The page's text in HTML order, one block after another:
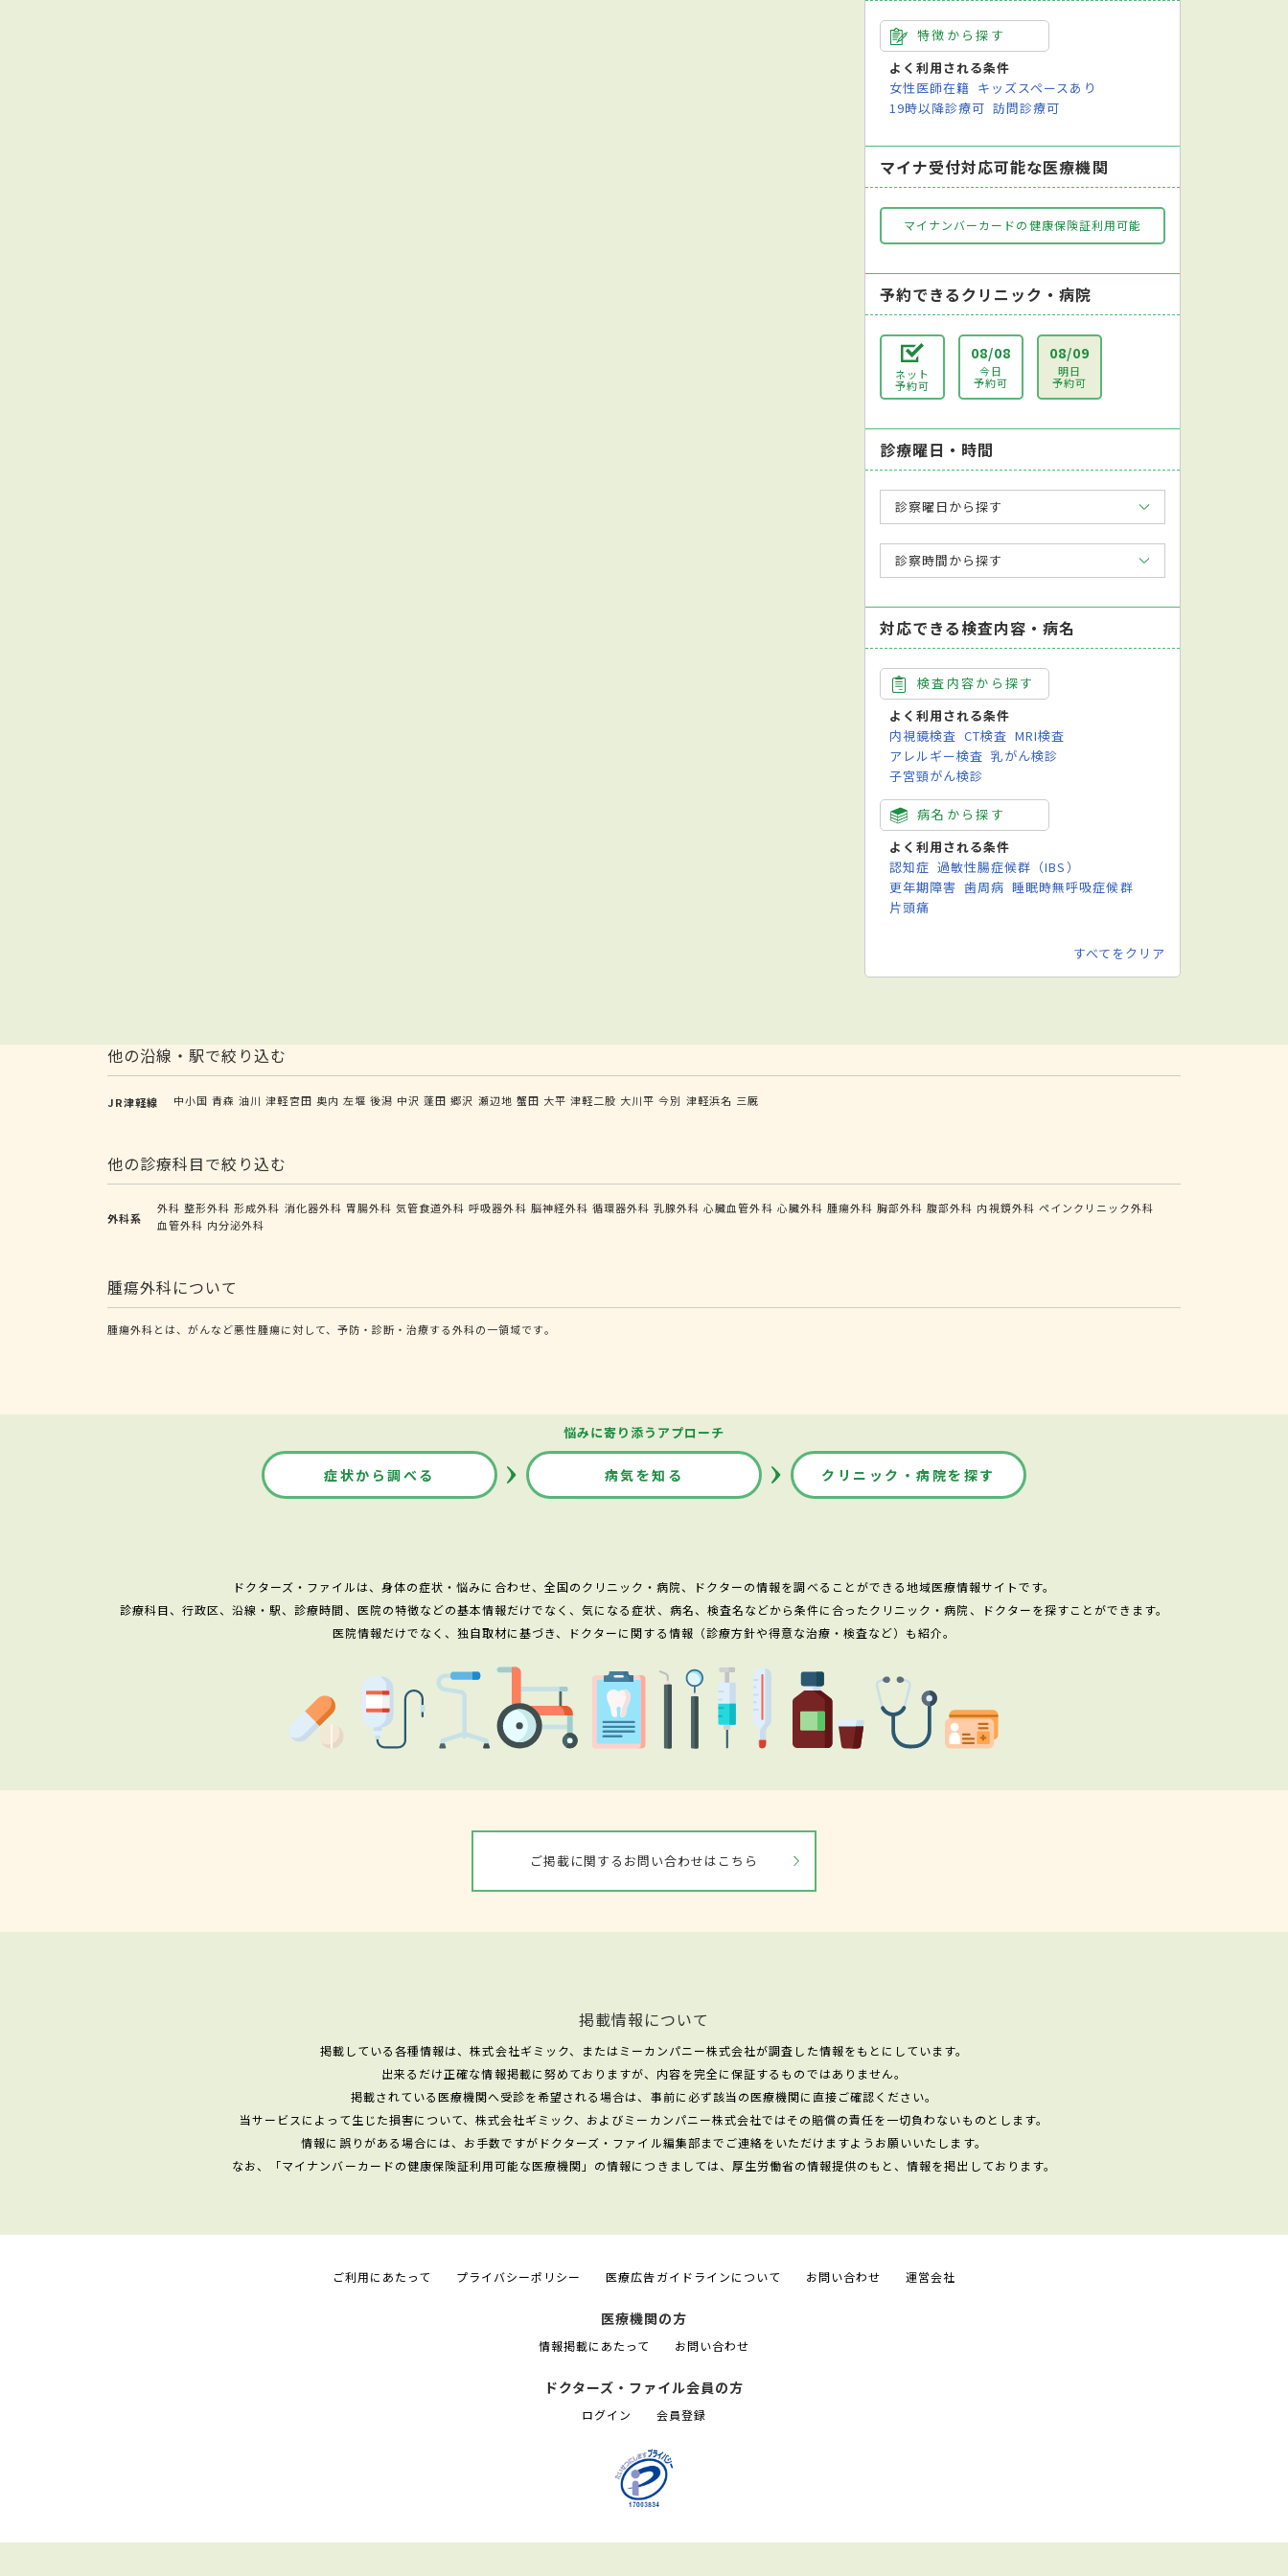
特徴から探す
よく利用される条件
女性医師在籍 キッズスペースあり
19時以降診療可 訪問診療可
マイナ受付対応可能な医療機関
マイナンバーカードの健康保険証利用可能
予約できるクリニック・病院
ネット
予約可
08/08
今日
予約可
08/09
明日
予約可
診療曜日・時間
診察曜日から探す
診察時間から探す
対応できる検査内容・病名
検査内容から探す
よく利用される条件
内視鏡検査 CT検査 MRI検査
アレルギー検査 乳がん検診
子宮頸がん検診
病名から探す
よく利用される条件
認知症 過敏性腸症候群（IBS）
更年期障害 歯周病 睡眠時無呼吸症候群
片頭痛
すべてをクリア
他の沿線・駅で絞り込む
JR津軽線 中小国 青森 油川 津軽宮田 奥内 左堰 後潟 中沢 蓬田 郷沢 瀬辺地 蟹田 大平 津軽二股 大川平 今別 津軽浜名 三厩
他の診療科目で絞り込む
外科系
外科 整形外科 形成外科 消化器外科 胃腸外科 気管食道外科 呼吸器外科 脳神経外科 循環器外科 乳腺外科 心臓血管外科 心臓外科 腫瘍外科 胸部外科 腹部外科 内視鏡外科 ペインクリニック外科
血管外科 内分泌外科
腫瘍外科について
腫瘍外科とは、がんなど悪性腫瘍に対して、予防・診断・治療する外科の一領域です。
悩みに寄り添うアプローチ
症状から調べる 病気を知る クリニック・病院を探す
ドクターズ・ファイルは、身体の症状・悩みに合わせ、全国のクリニック・病院、ドクターの情報を調べることができる地域医療情報サイトです。
診療科目、行政区、沿線・駅、診療時間、医院の特徴などの基本情報だけでなく、気になる症状、病名、検査名などから条件に合ったクリニック・病院、ドクターを探すことができます。
医院情報だけでなく、独自取材に基づき、ドクターに関する情報（診療方針や得意な治療・検査など）も紹介。
ご掲載に関するお問い合わせはこちら
掲載情報について
掲載している各種情報は、株式会社ギミック、またはミーカンパニー株式会社が調査した情報をもとにしています。
出来るだけ正確な情報掲載に努めておりますが、内容を完全に保証するものではありません。
掲載されている医療機関へ受診を希望される場合は、事前に必ず該当の医療機関に直接ご確認ください。
当サービスによって生じた損害について、株式会社ギミック、およびミーカンパニー株式会社ではその賠償の責任を一切負わないものとします。
情報に誤りがある場合には、お手数ですがドクターズ・ファイル編集部までご連絡をいただけますようお願いいたします。
なお、「マイナンバーカードの健康保険証利用可能な医療機関」の情報につきましては、厚生労働省の情報提供のもと、情報を掲出しております。
ご利用にあたって プライバシーポリシー 医療広告ガイドラインについて お問い合わせ 運営会社
医療機関の方
情報掲載にあたって お問い合わせ
ドクターズ・ファイル会員の方
ログイン 会員登録